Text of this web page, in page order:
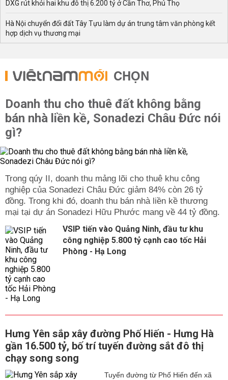
DXG rút khỏi hai khu đô thị 6.200 tỷ ở Cần Thơ, Phú Thọ
Hà Nội chuyển đổi đất Tây Tựu làm dự án trung tâm văn phòng kết
hợp dịch vụ thương mại
CHỌN
Doanh thu cho thuê đất không bằng
bán nhà liền kề, Sonadezi Châu Đức nói
gì?
Trong qúy II, doanh thu mảng lõi cho thuê khu công
nghiệp của Sonadezi Châu Đức giảm 84% còn 26 tỷ
đồng. Trong khi đó, doanh thu bán nhà liền kề thương
mại tại dự án Sonadezi Hữu Phước mang về 44 tỷ đồng.
VSIP tiến vào Quảng Ninh, đầu tư khu
công nghiệp 5.800 tỷ cạnh cao tốc Hải
Phòng - Hạ Long
Hưng Yên sắp xây đường Phố Hiến - Hưng Hà
gần 16.500 tỷ, bố trí tuyến đường sắt đô thị
chạy song song
Tuyến đường từ Phố Hiến đến xã